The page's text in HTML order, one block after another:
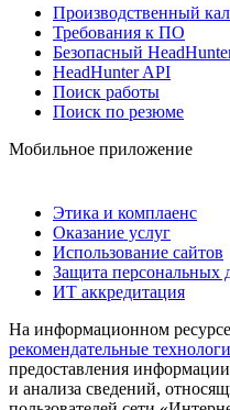
Производственный
Требования к ПО
Безопасный
HeadHunter API
Поиск работы
Поиск по резюме
Мобильное приложение
Этика и комплаенс
Оказание услуг
Использование сайтов
Защита персональных
ИТ аккредитация
На информационном
рекомендательные
предоставления
и анализа сведений,